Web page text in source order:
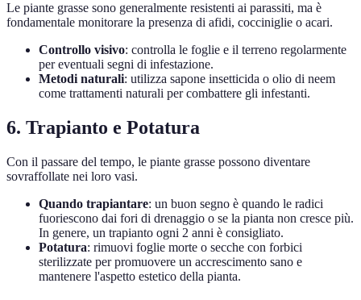
Le piante grasse sono generalmente resistenti ai parassiti, ma è
fondamentale monitorare la presenza di afidi, cocciniglie o acari.
Controllo visivo: controlla le foglie e il terreno regolarmente
per eventuali segni di infestazione.
Metodi naturali: utilizza sapone insetticida o olio di neem
come trattamenti naturali per combattere gli infestanti.
6. Trapianto e Potatura
Con il passare del tempo, le piante grasse possono diventare
sovraffollate nei loro vasi.
Quando trapiantare: un buon segno è quando le radici
fuoriescono dai fori di drenaggio o se la pianta non cresce più.
In genere, un trapianto ogni 2 anni è consigliato.
Potatura: rimuovi foglie morte o secche con forbici
sterilizzate per promuovere un accrescimento sano e
mantenere l'aspetto estetico della pianta.